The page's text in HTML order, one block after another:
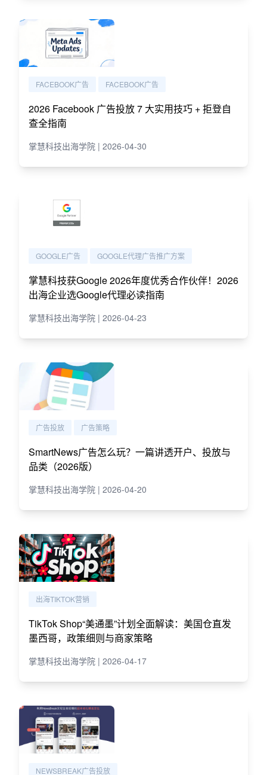
FACEBOOK广告 FACEBOOK广告
2026 Facebook 广告投放 7 大实用技巧 + 拒登自
查全指南
掌慧科技出海学院 | 2026-04-30
GOOGLE广告 GOOGLE代理广告推广方案
掌慧科技获Google 2026年度优秀合作伙伴！2026
出海企业选Google代理必读指南
掌慧科技出海学院 | 2026-04-23
广告投放 广告策略
SmartNews广告怎么玩？一篇讲透开户、投放与
品类（2026版）
掌慧科技出海学院 | 2026-04-20
出海TIKTOK营销
TikTok Shop“美通墨”计划全面解读：美国仓直发
墨西哥，政策细则与商家策略
掌慧科技出海学院 | 2026-04-17
NEWSBREAK广告投放